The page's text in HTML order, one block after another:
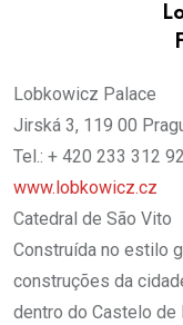
Lobkowicz Palace
Jirská 3, 119 00
Tel.: + 420 233 312
www.lobkowicz.cz
Catedral de São Vito
Construída no estilo
construções da
dentro do Castelo de